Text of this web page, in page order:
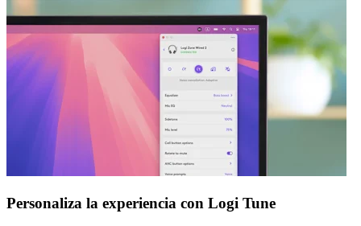
Personaliza la experiencia con Logi Tune